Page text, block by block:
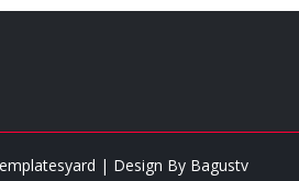
| Design By Bagustv